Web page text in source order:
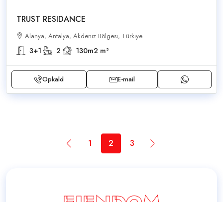
TRUST RESIDANCE
Alanya, Antalya, Akdeniz Bölgesi, Türkiye
3+1 2 130m2 m²
Opkald E-mail
1 2 3